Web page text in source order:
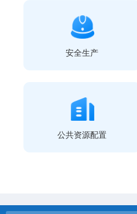
安全生产
公共资源配置